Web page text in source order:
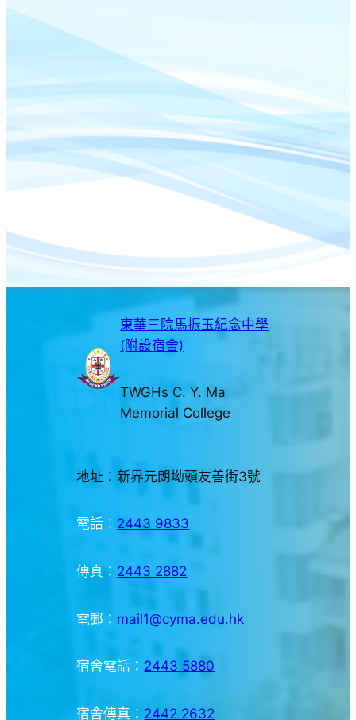
東華三院馬振玉紀念中學
(附設宿舍)
TWGHs C. Y. Ma
Memorial College
地址：新界元朗坳頭友善街3號
電話： 2443 9833
傳真： 2443 2882
電郵： mail1@cyma.edu.hk
宿舍電話： 2443 5880
宿舍傳真： 2442 2632